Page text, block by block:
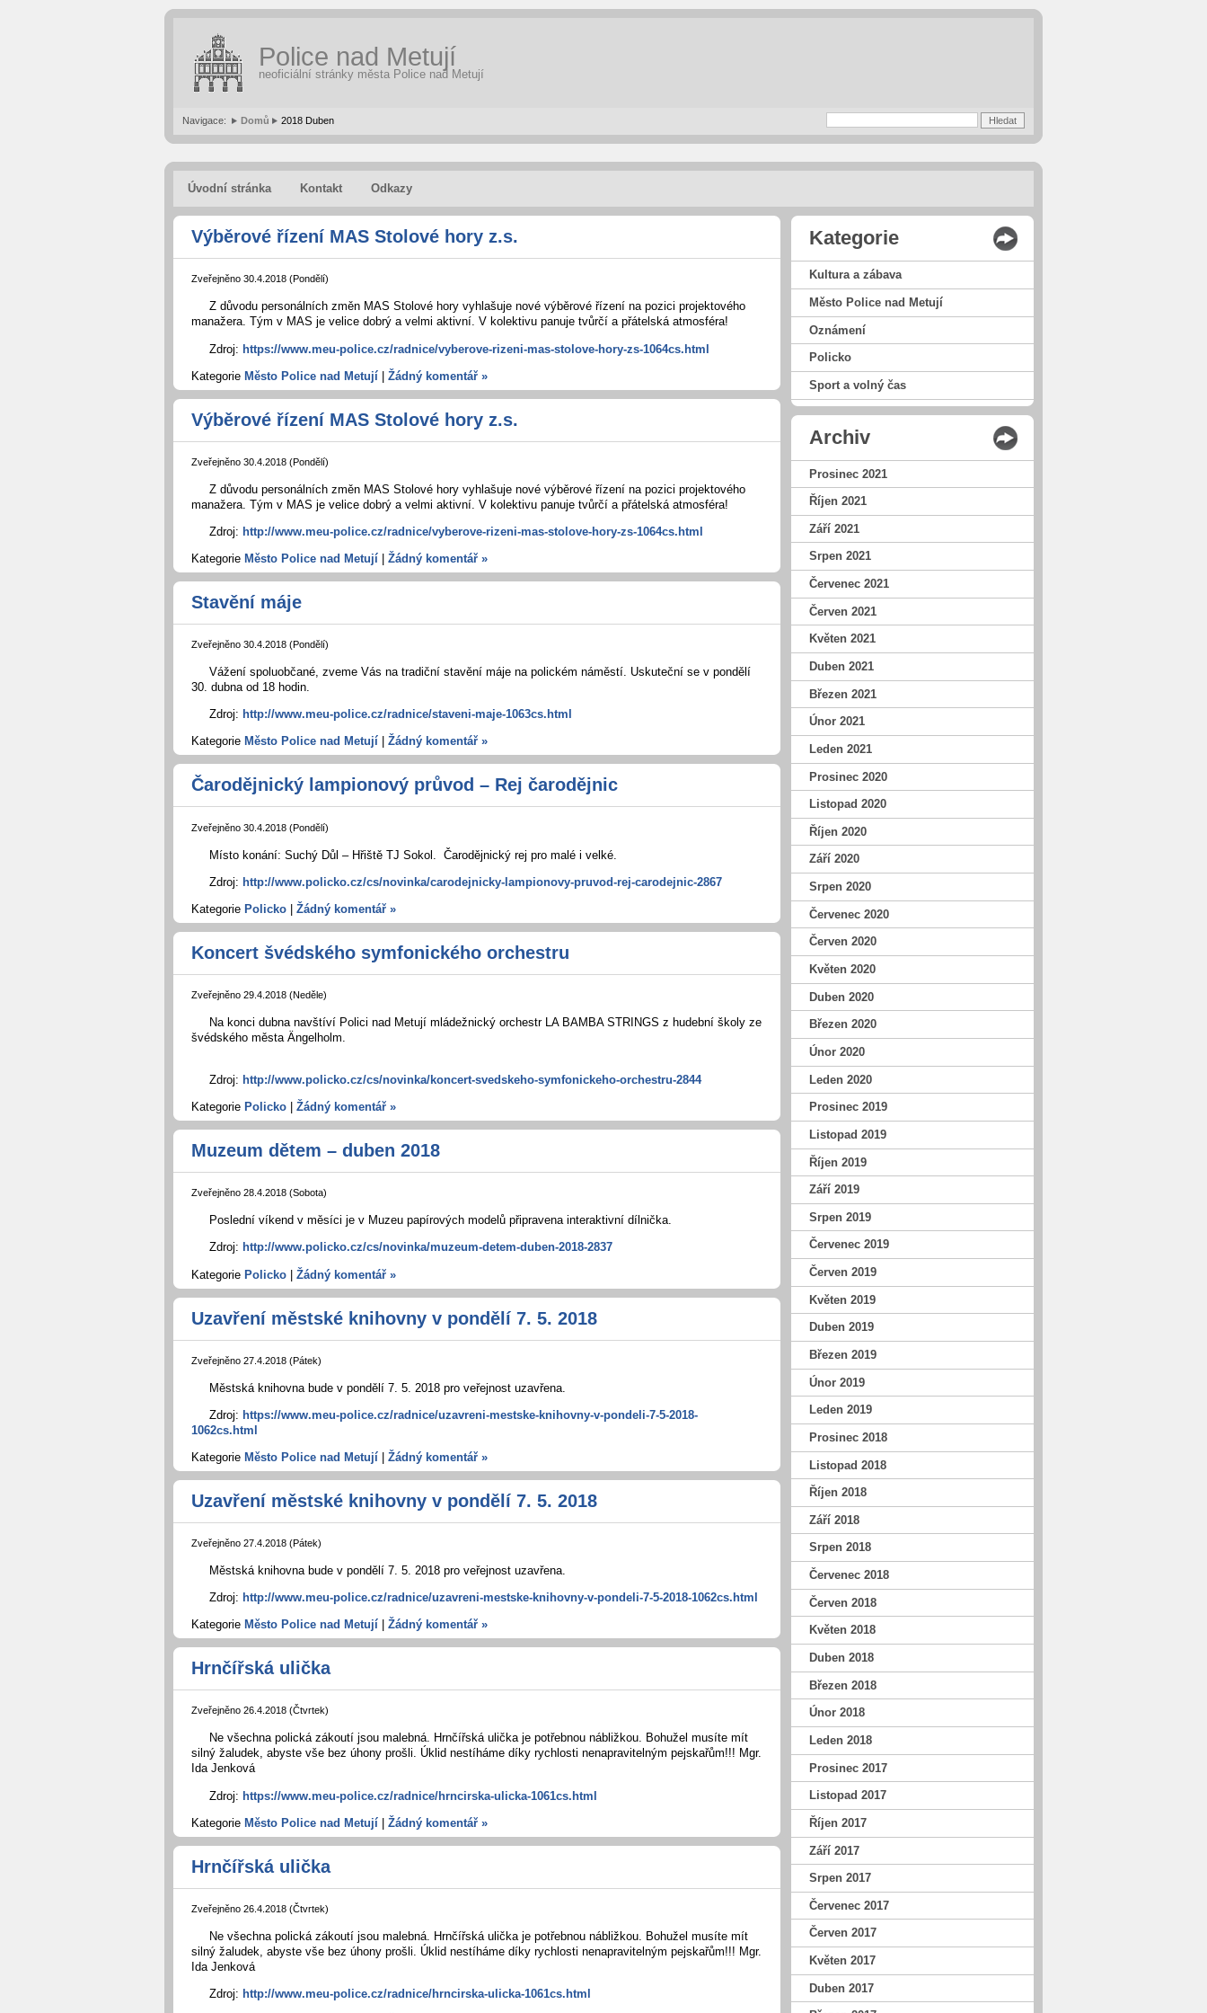
Police nad Metují
neoficiální stránky města Police nad Metují
Navigace: Domů 2018 Duben
Úvodní stránka Kontakt Odkazy
Výběrové řízení MAS Stolové hory z.s.
Zveřejněno 30.4.2018 (Pondělí)
Z důvodu personálních změn MAS Stolové hory vyhlašuje nové výběrové řízení na pozici projektového
manažera. Tým v MAS je velice dobrý a velmi aktivní. V kolektivu panuje tvůrčí a přátelská atmosféra!
Zdroj: https://www.meu-police.cz/radnice/vyberove-rizeni-mas-stolove-hory-zs-1064cs.html
Kategorie Město Police nad Metují | Žádný komentář »
Výběrové řízení MAS Stolové hory z.s.
Zveřejněno 30.4.2018 (Pondělí)
Z důvodu personálních změn MAS Stolové hory vyhlašuje nové výběrové řízení na pozici projektového
manažera. Tým v MAS je velice dobrý a velmi aktivní. V kolektivu panuje tvůrčí a přátelská atmosféra!
Zdroj: http://www.meu-police.cz/radnice/vyberove-rizeni-mas-stolove-hory-zs-1064cs.html
Kategorie Město Police nad Metují Žádný komentář »
Stavění máje
Zveřejněno 30.4.2018 (Pondělí)
Vážení spoluobčané, zveme Vás na tradiční stavění máje na polickém náměstí. Uskuteční se v pondělí
30. dubna od 18 hodin.
Zdroj: http://www.meu-police.cz/radnice/staveni-maje-1063cs.html
Kategorie Město Police nad Metují Žádný komentář »
Čarodějnický lampionový průvod – Rej čarodějnic
Zveřejněno 30.4.2018 (Pondělí)
Místo konání: Suchý Důl – Hřiště TJ Sokol. Čarodějnický rej pro malé i velké.
Zdroj: http://www.policko.cz/cs/novinka/carodejnicky-lampionovy-pruvod-rej-carodejnic-2867
Kategorie Policko Žádný komentář »
Koncert švédského symfonického orchestru
Zveřejněno 29.4.2018 (Neděle)
Na konci dubna navštíví Polici nad Metují mládežnický orchestr LA BAMBA STRINGS z hudební školy ze
švédského města Ängelholm.
Zdroj: http://www.policko.cz/cs/novinka/koncert-svedskeho-symfonickeho-orchestru-2844
Kategorie Policko Žádný komentář »
Muzeum dětem – duben 2018
Zveřejněno 28.4.2018 (Sobota)
Poslední víkend v měsíci je v Muzeu papírových modelů připravena interaktivní dílnička.
Zdroj: http://www.policko.cz/cs/novinka/muzeum-detem-duben-2018-2837
Kategorie Policko | Žádný komentář »
Uzavření městské knihovny v pondělí 7. 5. 2018
Zveřejněno 27.4.2018 (Pátek)
Městská knihovna bude v pondělí 7. 5. 2018 pro veřejnost uzavřena.
Zdroj: https://www.meu-police.cz/radnice/uzavreni-mestske-knihovny-v-pondeli-7-5-2018-
1062cs.html
Kategorie Město Police nad Metují Žádný komentář »
Uzavření městské knihovny v pondělí 7. 5. 2018
Zveřejněno 27.4.2018 (Pátek)
Městská knihovna bude v pondělí 7. 5. 2018 pro veřejnost uzavřena.
Zdroj: http://www.meu-police.cz/radnice/uzavreni-mestske-knihovny-v-pondeli-7-5-2018-1062cs.html
Kategorie Město Police nad Metují Žádný komentář »
Hrnčířská ulička
Zveřejněno 26.4.2018 (Čtvrtek)
Ne všechna polická zákoutí jsou malebná. Hrnčířská ulička je potřebnou nábližkou. Bohužel musíte mít
silný žaludek, abyste vše bez úhony prošli. Úklid nestíháme díky rychlosti nenapravitelným pejskařům!!! Mgr.
Ida Jenková
Zdroj: https://www.meu-police.cz/radnice/hrncirska-ulicka-1061cs.html
Kategorie Město Police nad Metují | Žádný komentář »
Hrnčířská ulička
Zveřejněno 26.4.2018 (Čtvrtek)
Ne všechna polická zákoutí jsou malebná. Hrnčířská ulička je potřebnou nábližkou. Bohužel musíte mít
silný žaludek, abyste vše bez úhony prošli. Úklid nestíháme díky rychlosti nenapravitelným pejskařům!!! Mgr.
Ida Jenková
Zdroj: http://www.meu-police.cz/radnice/hrncirska-ulicka-1061cs.html
Kategorie
Kultura a zábava
Město Police nad Metují
Oznámení
Policko
Sport a volný čas
Archiv
Prosinec 2021
Říjen 2021
Září 2021
Srpen 2021
Červenec 2021
Červen 2021
Květen 2021
Duben 2021
Březen 2021
Únor 2021
Leden 2021
Prosinec 2020
Listopad 2020
Říjen 2020
Září 2020
Srpen 2020
Červenec 2020
Červen 2020
Květen 2020
Duben 2020
Březen 2020
Únor 2020
Leden 2020
Prosinec 2019
Listopad 2019
Říjen 2019
Září 2019
Srpen 2019
Červenec 2019
Červen 2019
Květen 2019
Duben 2019
Březen 2019
Únor 2019
Leden 2019
Prosinec 2018
Listopad 2018
Říjen 2018
Září 2018
Srpen 2018
Červenec 2018
Červen 2018
Květen 2018
Duben 2018
Březen 2018
Únor 2018
Leden 2018
Prosinec 2017
Listopad 2017
Říjen 2017
Září 2017
Srpen 2017
Červenec 2017
Červen 2017
Květen 2017
Duben 2017